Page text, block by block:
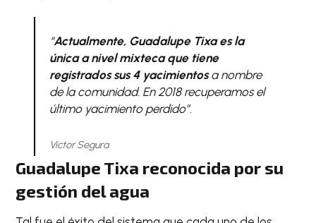
“Actualmente, Guadalupe Tixa es la
única a nivel mixteca que tiene
registrados sus 4 yacimientosa nombre
de la comunidad. En 2018 recuperamos el
último yacimiento perdido”.
Víctor Segura
Guadalupe Tixa reconocida por su
gestión del agua